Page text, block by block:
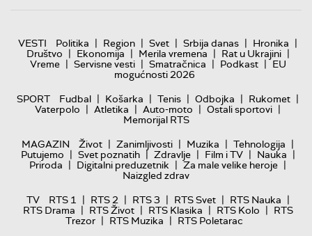
VESTI Politika | Region | Svet | Srbija danas | Hronika |
Društvo | Ekonomija | Merila vremena | Rat u Ukrajini |
Vreme | Servisne vesti | Smatračnica | Podkast | EU
mogućnosti 2026
SPORT
Fudbal | Košarka | Tenis | Odbojka | Rukomet |
Vaterpolo | Atletika | Auto-moto | Ostali sportovi |
Memorijal RTS
MAGAZIN
Život | Zanimljivosti | Muzika | Tehnologija |
Putujemo | Svet poznatih | Zdravlje | Film i TV | Nauka |
Priroda | Digitalni preduzetnik | Za male velike heroje |
Naizgled zdrav
TV
RTS 1 | RTS 2 | RTS 3 | RTS Svet | RTS Nauka |
RTS Drama | RTS Život | RTS Klasika | RTS Kolo | RTS
Trezor | RTS Muzika | RTS Poletarac